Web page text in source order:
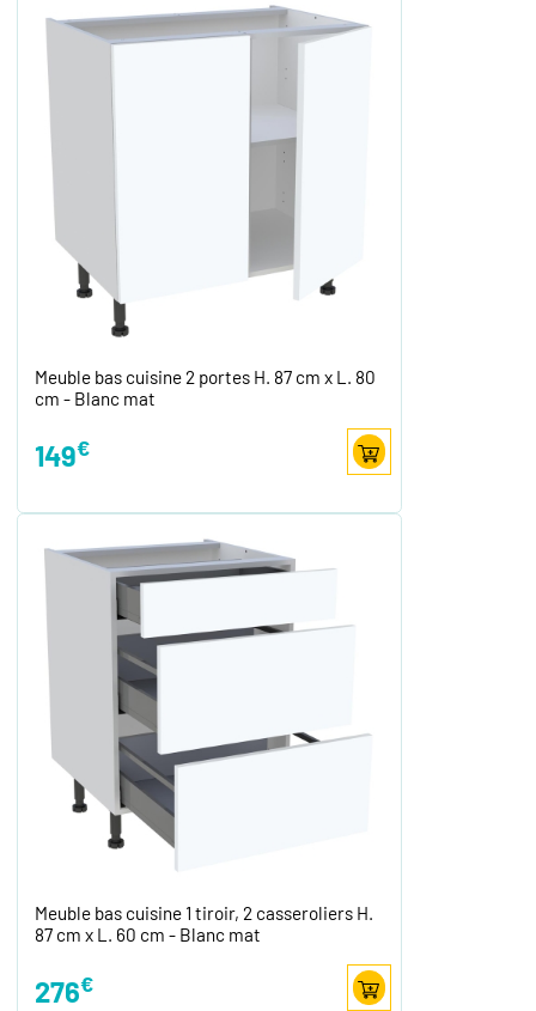
Meuble bas cuisine 2 portes H. 87 cm x L. 80
cm - Blanc mat
149€
Meuble bas cuisine 1 tiroir, 2 casseroliers H.
87 cm x L. 60 cm - Blanc mat
276€